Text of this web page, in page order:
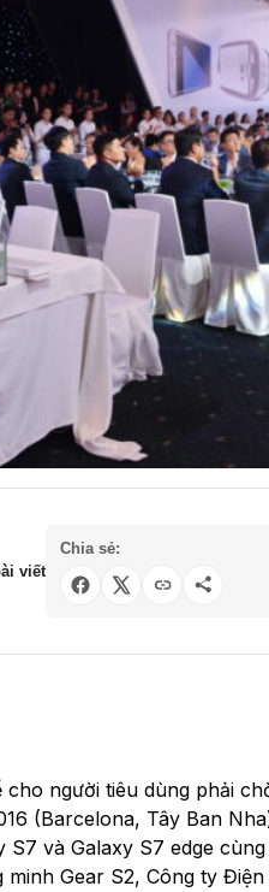
viết
Chia sẻ:
cho người tiêu dùng phải
(Barcelona, Tây Ban
S7 và Galaxy S7 edge
Gear S2, Công ty